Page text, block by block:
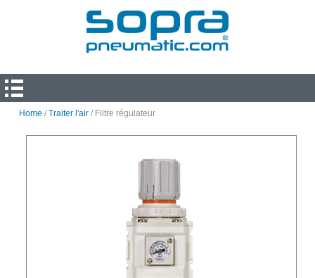
Home /Traiter l'air / Filtre régulateur